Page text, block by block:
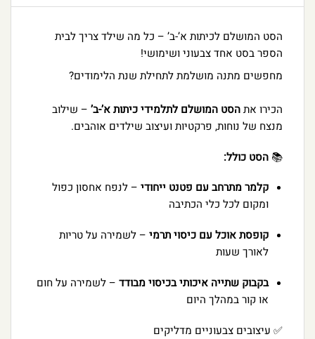
הסט המושלם לכיתות א’-ב’ – כל מה שילד צריך לבית
הספר בסט אחד צבעוני ושימושי!
מחפשים מתנה מושלמת לתחילת שנת הלימודים?
הכירו אתהסט המושלם לתלמידי כיתות א’-ב’ – שילוב
מנצח של נוחות, פרקטיות ועיצוב שילדים אוהבים.
📚 הסט כולל:
קלמר מתרחב עם פטנט ייחודי– לנפח אחסון כפול
ומקום לכל כלי הכתיבה
קופסת אוכל עם כיסוי תרמי– לשמירה על טריות
לאורך שעות
בקבוק שתייה איכותי בכיסוי מבודד– לשמירה על חום
או קור במהלך היום
✅ עיצובים צבעוניים מדליקים